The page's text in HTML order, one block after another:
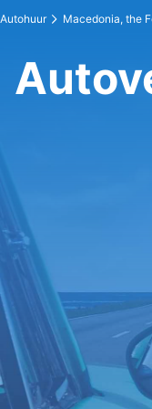
Autohuur Macedonia, the